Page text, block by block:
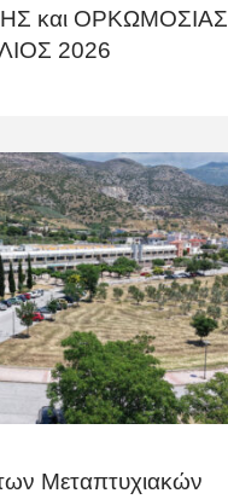
και ΟΡΚΩΜΟΣΙΑΣ
2026
Μεταπτυχιακών